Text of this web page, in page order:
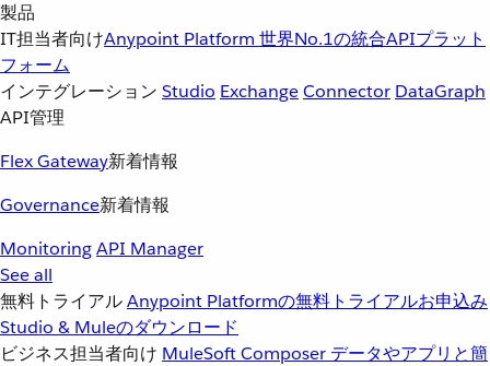
製品
IT担当者向けAnypoint Platform 世界No.1の統合APIプラット
フォーム
インテグレーション Studio ExchangeConnector DataGraph
API管理
Flex Gateway新着情報
Governance新着情報
MonitoringAPI Manager
See all
無料トライアルAnypoint Platformの無料トライアルお申込み
Studio & Muleのダウンロード
ビジネス担当者向け MuleSoft Composer データやアプリと簡